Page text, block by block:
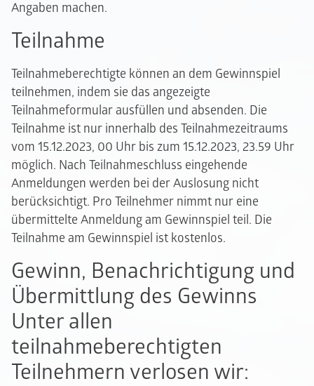
Angaben machen.
Teilnahme
Teilnahmeberechtigte können an dem Gewinnspiel
teilnehmen, indem sie das angezeigte
Teilnahmeformular ausfüllen und absenden. Die
Teilnahme ist nur innerhalb des Teilnahmezeitraums
vom 15.12.2023, 00 Uhr bis zum 15.12.2023, 23.59 Uhr
möglich. Nach Teilnahmeschluss eingehende
Anmeldungen werden bei der Auslosung nicht
berücksichtigt. Pro Teilnehmer nimmt nur eine
übermittelte Anmeldung am Gewinnspiel teil. Die
Teilnahme am Gewinnspiel ist kostenlos.
Gewinn, Benachrichtigung und
Übermittlung des Gewinns
Unter allen
teilnahmeberechtigten
Teilnehmern verlosen wir: